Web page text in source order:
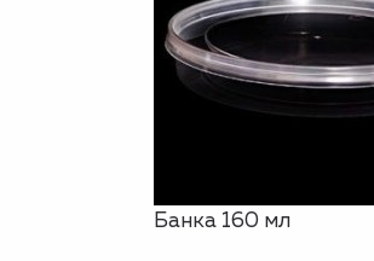
Банка 160 мл